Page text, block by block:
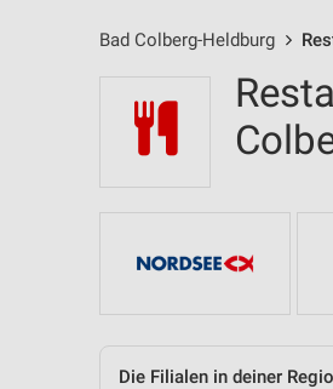
Bad Colberg-Heldburg
Die Filialen in deiner